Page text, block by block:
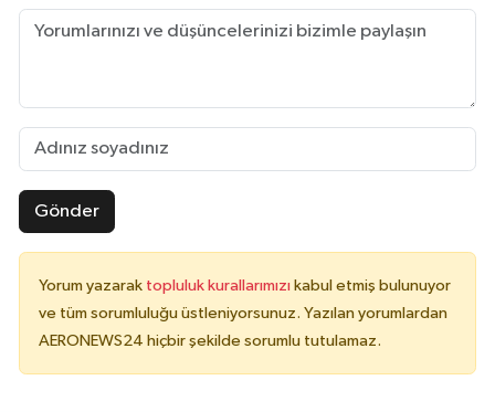
Gönder
Yorum yazarak topluluk kurallarımızı kabul etmiş bulunuyor
ve tüm sorumluluğu üstleniyorsunuz. Yazılan yorumlardan
AERONEWS24 hiçbir şekilde sorumlu tutulamaz.